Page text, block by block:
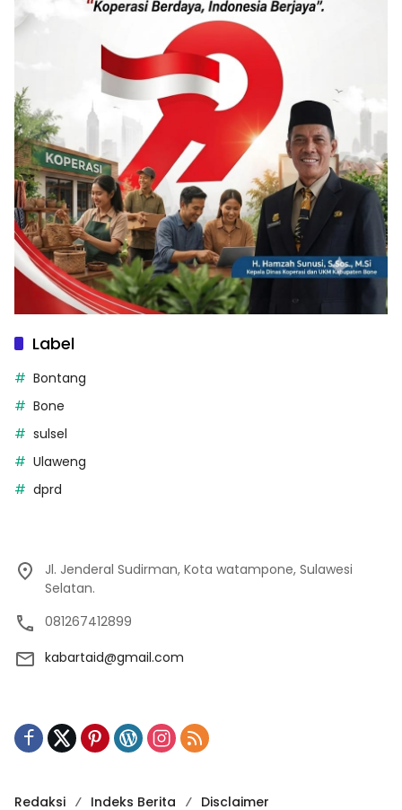
Label
Bontang
Bone
sulsel
Ulaweng
dprd
Jl. Jenderal Sudirman, Kota watampone, Sulawesi
Selatan.
081267412899
kabartaid@gmail.com
Redaksi Indeks Berita Disclaimer